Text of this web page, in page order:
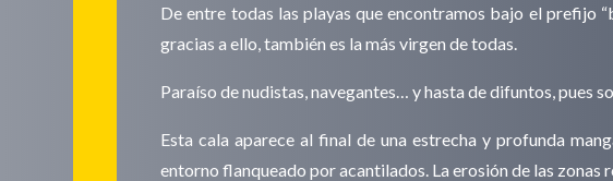
De entre todas las playas que encontramos bajo el prefijo
gracias a ello, también es la más virgen de todas.
Paraíso de nudistas, navegantes… y hasta de difuntos, pues
Esta cala aparece al final de una estrecha y profunda
entorno flanqueado por acantilados. La erosión de las zonas